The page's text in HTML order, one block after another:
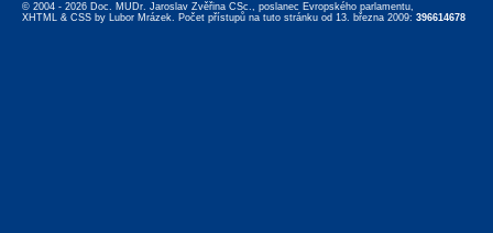
© 2004 - 2026 Doc. MUDr. Jaroslav Zvěřina CSc., poslanec Evropského parlamentu,
XHTML & CSS by Lubor Mrázek. Počet přístupů na tuto stránku od 13. března 2009: 396614678